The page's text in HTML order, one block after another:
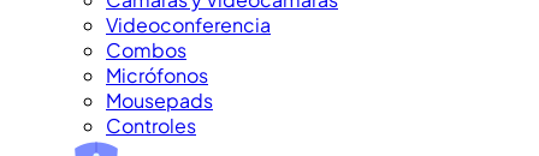
Videoconferencia
Combos
Micrófonos
Mousepads
Controles